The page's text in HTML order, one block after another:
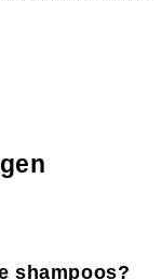
shampoos?